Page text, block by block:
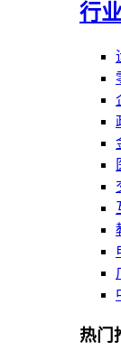
行
热门